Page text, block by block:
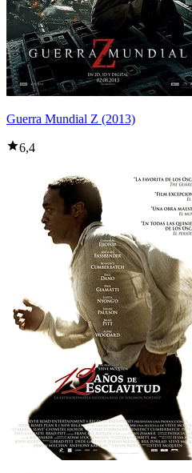
Guerra Mundial Z (2013)
6,4